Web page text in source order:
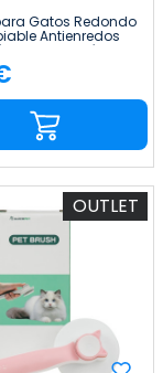
Gatos Redondo
Antienredos
de Liberación
OUTLET